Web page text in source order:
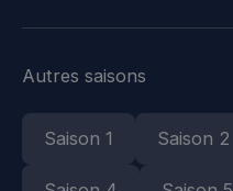
Autres saisons
Saison 1 Saison 2